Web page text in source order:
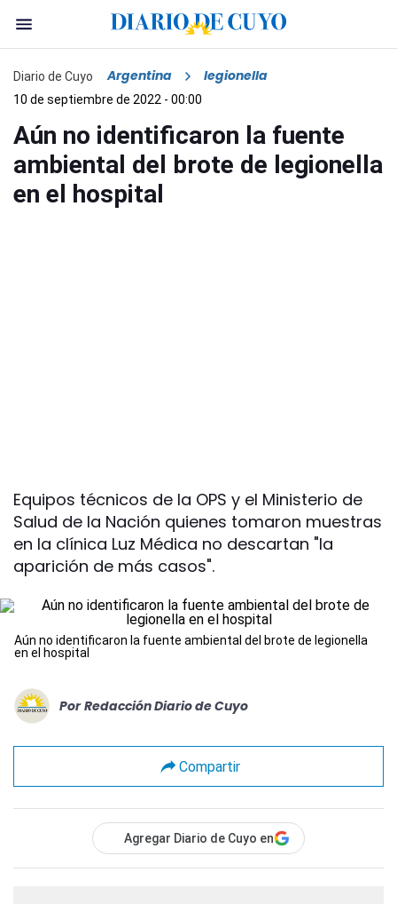
Diario de Cuyo Argentina legionella
10 de septiembre de 2022 - 00:00
Aún no identificaron la fuente
ambiental del brote de legionella
en el hospital
Equipos técnicos de la OPS y el Ministerio de
Salud de la Nación quienes tomaron muestras
en la clínica Luz Médica no descartan "la
aparición de más casos".
Aún no identificaron la fuente ambiental del brote de legionella
en el hospital
Por Redacción Diario de Cuyo
Compartir
Agregar Diario de Cuyo en